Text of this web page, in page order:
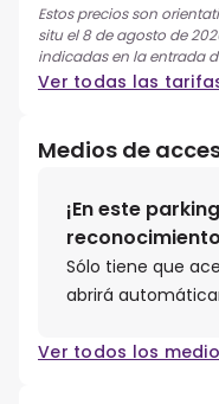
Estos precios son
situ el 8 de agosto de
indicadas en la entrada
Ver todas las
Medios de
¡En este
Sólo tiene que
abrirá
Ver todos los